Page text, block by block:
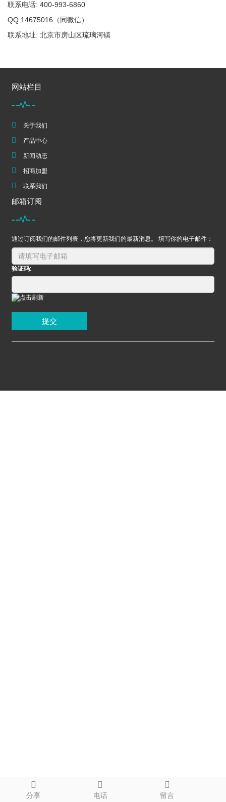
联系电话: 400-993-6860
QQ:14675016（同微信）
联系地址: 北京市房山区琉璃河镇
分享 电话 留言
网站栏目
关于我们
产品中心
新闻动态
招商加盟
联系我们
邮箱订阅
通过订阅我们的邮件列表，您将更新我们的最新消息。 填写你的电子邮件：
验证码:
提交